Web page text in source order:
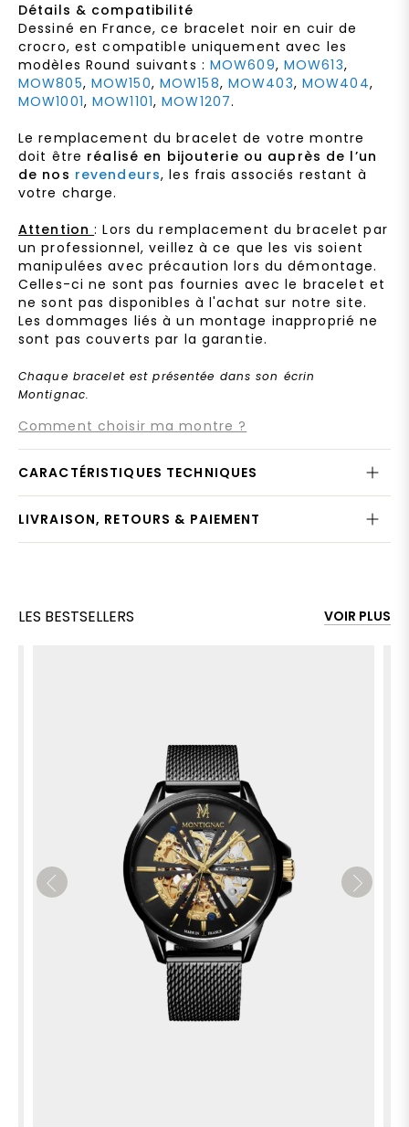
Détails & compatibilité
Dessiné en France, ce bracelet noir en cuir de
crocro, est compatible uniquement avec les
modèles Round suivants : MOW609, MOW613,
MOW805, MOW150, MOW158, MOW403, MOW404,
MOW1001,MOW1101,MOW1207.
Le remplacement du bracelet de votre montre
doit être réalisé en bijouterie ou auprès de l’un
de nos revendeurs, les frais associés restant à
votre charge.
Attention: Lors du remplacement du bracelet par
un professionnel, veillez à ce que les vis soient
manipulées avec précaution lors du démontage.
Celles-ci ne sont pas fournies avec le bracelet et
ne sont pas disponibles à l'achat sur notre site.
Les dommages liés à un montage inapproprié ne
sont pas couverts par la garantie.
Chaque bracelet est présentée dans son écrin
Montignac.
Comment choisir ma montre ?
CARACTÉRISTIQUES TECHNIQUES
LIVRAISON, RETOURS & PAIEMENT
LES BESTSELLERS VOIR PLUS